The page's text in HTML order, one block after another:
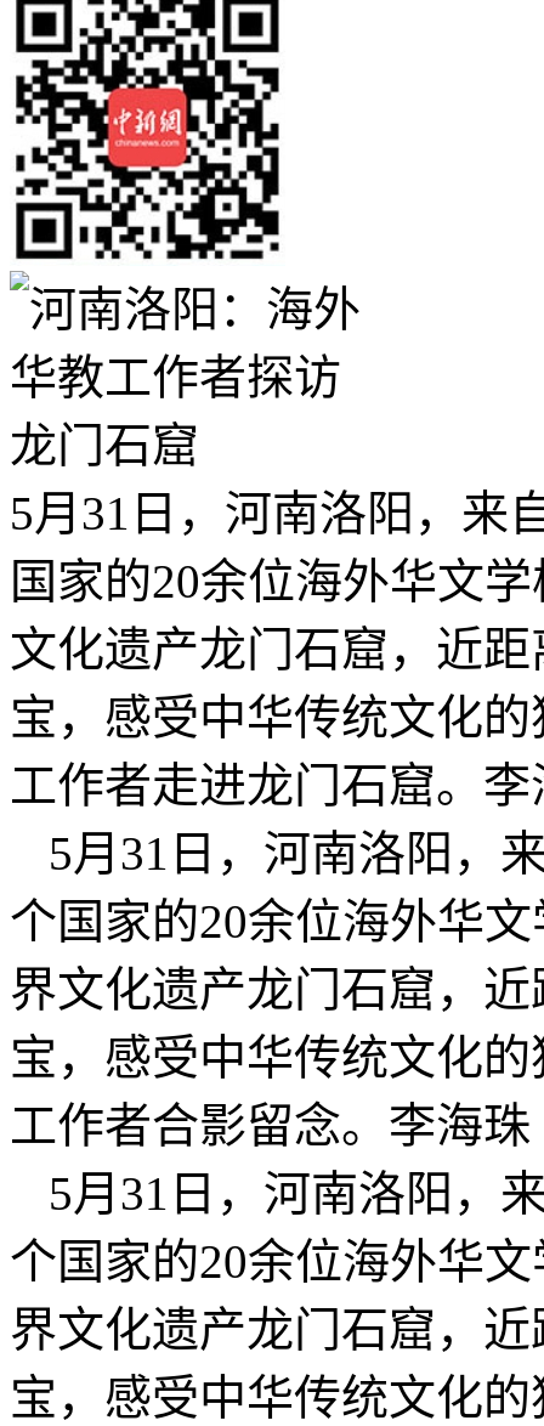
5月31日，河南洛阳，来
国家的20余位海外华文
文化遗产龙门石窟，近
宝，感受中华传统文化
工作者走进龙门石窟。李
5月31日，河南洛阳，
个国家的20余位海外华
界文化遗产龙门石窟，
宝，感受中华传统文化
工作者合影留念。李海珠
5月31日，河南洛阳，
个国家的20余位海外华
界文化遗产龙门石窟，
宝，感受中华传统文化